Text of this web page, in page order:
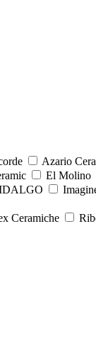
Azario
El Molino
Ceramiche